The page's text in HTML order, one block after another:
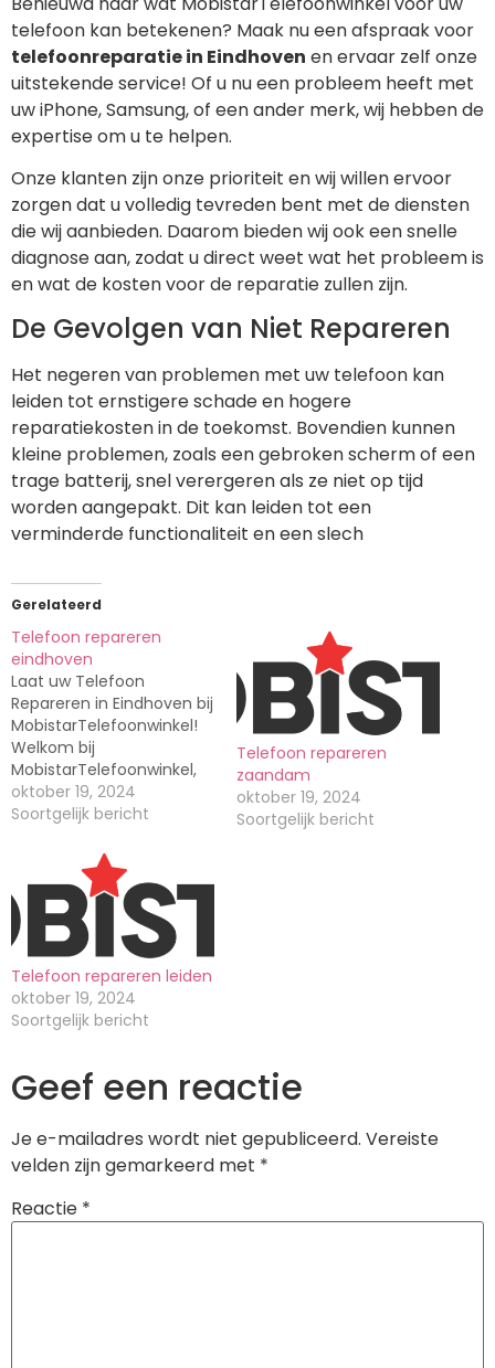
telefoon kan betekenen? Maak nu een afspraak voor
telefoonreparatie in Eindhoven en ervaar zelf onze
uitstekende service! Of u nu een probleem heeft met
uw iPhone, Samsung, of een ander merk, wij hebben de
expertise om u te helpen.
Onze klanten zijn onze prioriteit en wij willen ervoor
zorgen dat u volledig tevreden bent met de diensten
die wij aanbieden. Daarom bieden wij ook een snelle
diagnose aan, zodat u direct weet wat het probleem is
en wat de kosten voor de reparatie zullen zijn.
De Gevolgen van Niet Repareren
Het negeren van problemen met uw telefoon kan
leiden tot ernstigere schade en hogere
reparatiekosten in de toekomst. Bovendien kunnen
kleine problemen, zoals een gebroken scherm of een
trage batterij, snel verergeren als ze niet op tijd
worden aangepakt. Dit kan leiden tot een
verminderde functionaliteit en een slech
Gerelateerd
Telefoon repareren
eindhoven
Laat uw Telefoon
Repareren in Eindhoven bij
MobistarTelefoonwinkel!
Welkom bij
MobistarTelefoonwinkel,
uw toegewijde partner
voor telefoonreparaties in
Een kapotte telefoon kan
voor de nodige stress
zorgen, maar geen
zorgen, wij staan klaar om
uw telefoon snel en
deskundig te herstellen.
Ontdek waarom
MobistarTelefoonwinkel
de beste keuze is…
oktober 19, 2024
Soortgelijk bericht
Telefoon repareren
zaandam
oktober 19, 2024
Soortgelijk bericht
Telefoon repareren leiden
oktober 19, 2024
Soortgelijk bericht
Geef een reactie
Je e-mailadres wordt niet gepubliceerd. Vereiste
velden zijn gemarkeerd met *
Reactie *